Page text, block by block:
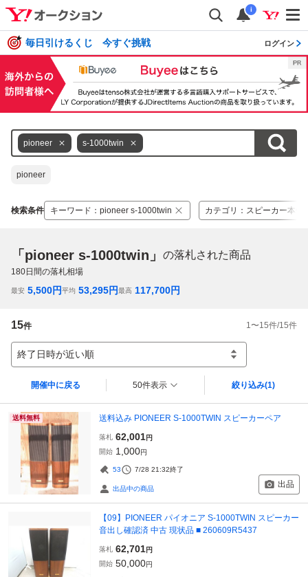
i
毎日引けるくじ 今すぐ挑戦 ログイン
pioneer s-1000twin
pioneer
検索条件 キーワード ： pioneer s-1000twin カテゴリ ： スピーカー本体
「pioneer s-1000twin」 の落札された商品
180日間の落札相場
最安 5,500円平均 53,295円最高 117,700円
15件 1 〜15件/15件
終了日時が近い順
開催中に戻る 50件表示 絞り込み(1)
送料無料 送料込み PIONEER S-1000TWIN スピーカーペア
落札 62,001円
開始 1,000円
53 7/28 21:32終了
出品中の商品 出品
【09】PIONEER パイオニア S-1000TWIN スピーカー
音出し確認済 中古 現状品 ■ 260609R5437
落札 62,701円
開始 50,000円